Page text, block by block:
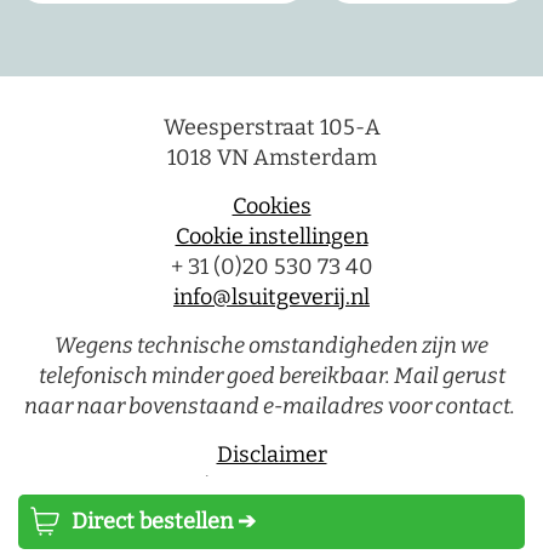
Direct bestellen ➔
Weesperstraat 105-A
1018 VN Amsterdam
Cookies
Cookie instellingen
+ 31 (0)20 530 73 40
info@lsuitgeverij.nl
Wegens technische omstandigheden zijn we
telefonisch minder goed bereikbaar. Mail gerust
naar naar bovenstaand e-mailadres voor contact.
Disclaimer
Privacystatement
Luitingh-Sijthoff © 2026